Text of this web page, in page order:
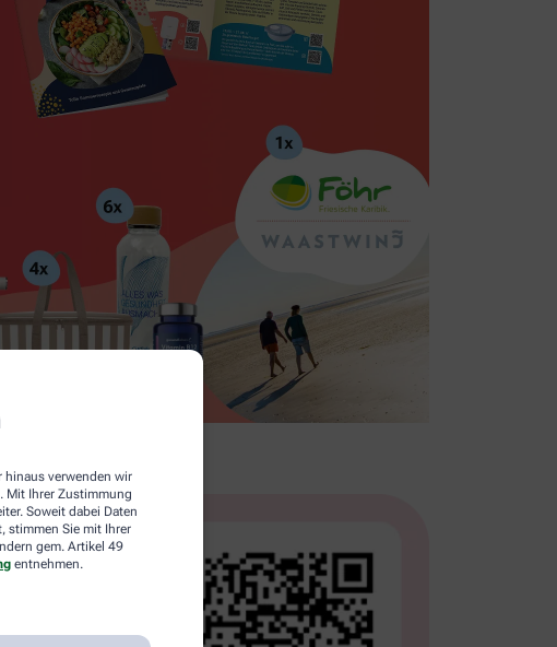
hinaus verwenden wir
Mit Ihrer Zustimmung
Soweit dabei Daten
stimmen Sie mit Ihrer
gem. Artikel 49
entnehmen.